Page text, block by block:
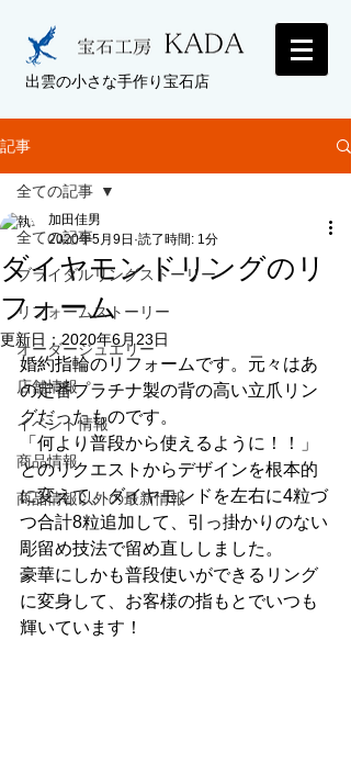
出雲の小さな手作り宝石店
記事
全ての記事
ブライダルリングストーリー
リフォームストーリー
オーダージュエリー
店舗情報
イベント情報
商品情報
商品情報以外の最新情報
全ての記事
ダイヤモンドリングのリ
フォーム
加田佳男
2020年5月9日 読了時間: 1分
更新日：2020年6月23日
婚約指輪のリフォームです。元々はあ
の定番プラチナ製の背の高い立爪リン
グだったものです。
「何より普段から使えるように！！」
とのリクエストからデザインを根本的
に変えて、ダイヤモンドを左右に4粒づ
つ合計8粒追加して、引っ掛かりのない
彫留め技法で留め直ししました。
豪華にしかも普段使いができるリング
に変身して、お客様の指もとでいつも
輝いています！